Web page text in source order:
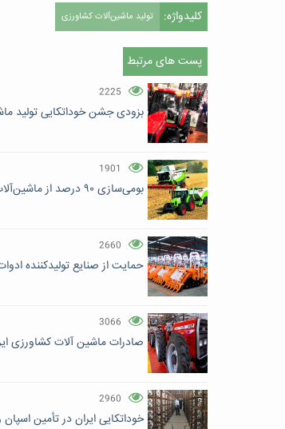
کلیدواژه: تولید ماشین‌آلات کشاورزی
پست های مرتبط
2225
بزودی جشن خوداتکایی تولید
1901
بومی‌سازی ۹۰ درصد از ماشین‌آلات کشاورزی
2660
حمایت از صنایع تولید‌کننده
3066
صادرات ماشین آلات کشاورزی
2960
خوداتکایی ایران در تأمین